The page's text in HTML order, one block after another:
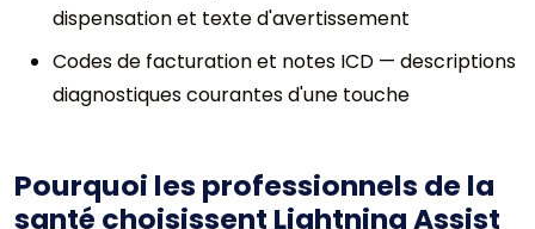
dispensation et texte d'avertissement
Codes de facturation et notes ICD — descriptions
diagnostiques courantes d'une touche
Pourquoi les professionnels de la
santé choisissent Lightning Assist